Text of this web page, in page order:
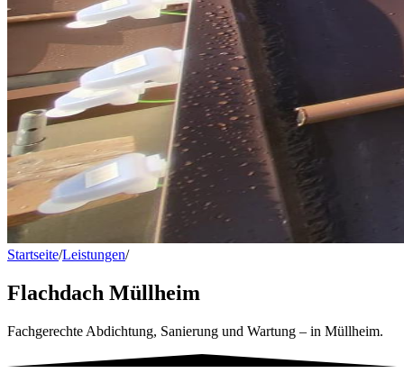
Startseite/Leistungen/Flachdach Müllheim
Flachdach Müllheim
Fachgerechte Abdichtung, Sanierung und Wartung – in Müllheim.